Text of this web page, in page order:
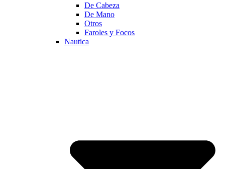
De Cabeza
De Mano
Otros
Faroles y Focos
Nautica